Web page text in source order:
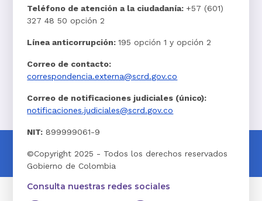
Teléfono de atención a la ciudadanía: +57 (601)
327 48 50 opción 2
Línea anticorrupción:195 opción 1 y opción 2
Correo de contacto:
correspondencia.externa@scrd.gov.co
Correo de notificaciones judiciales (único):
notificaciones.judiciales@scrd.gov.co
NIT: 899999061-9
©Copyright 2025 - Todos los derechos reservados
Gobierno de Colombia
Consulta nuestras redes sociales